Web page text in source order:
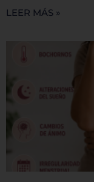
LEER MÁS »
Cookies